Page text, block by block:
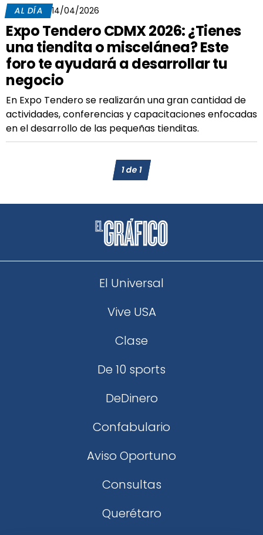
AL DÍA 14/04/2026
Expo Tendero CDMX 2026: ¿Tienes
una tiendita o miscelánea? Este
foro te ayudará a desarrollar tu
negocio
En Expo Tendero se realizarán una gran cantidad de
actividades, conferencias y capacitaciones enfocadas
en el desarrollo de las pequeñas tienditas.
1de1
El Universal
Vive USA
Clase
De 10 sports
DeDinero
Confabulario
Aviso Oportuno
Consultas
Querétaro